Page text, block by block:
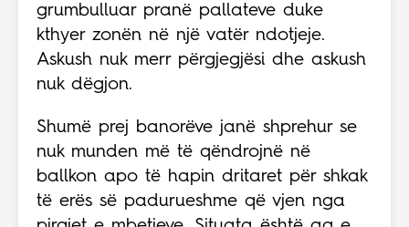
grumbulluar pranë pallateve duke
kthyer zonën në një vatër ndotjeje.
Askush nuk merr përgjegjësi dhe askush
nuk dëgjon.
Shumë prej banorëve janë shprehur se
nuk munden më të qëndrojnë në
ballkon apo të hapin dritaret për shkak
të erës së padurueshme që vjen nga